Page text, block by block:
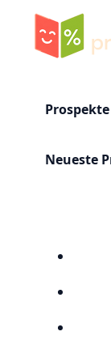
Prospekte
Neueste